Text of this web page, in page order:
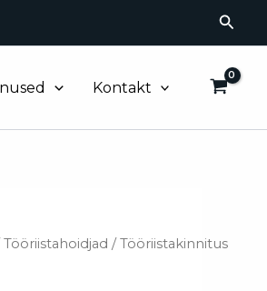
Kontakt
Tööriistahoidjad / Tööriistakinnitus